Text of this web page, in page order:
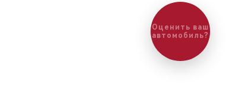
Оценить ваш
автомобиль?